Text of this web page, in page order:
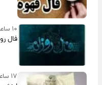
۱۰ ساعت پیش
فال
۱۷ ساعت پیش